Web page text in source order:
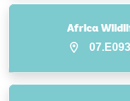
Africa
07.E093